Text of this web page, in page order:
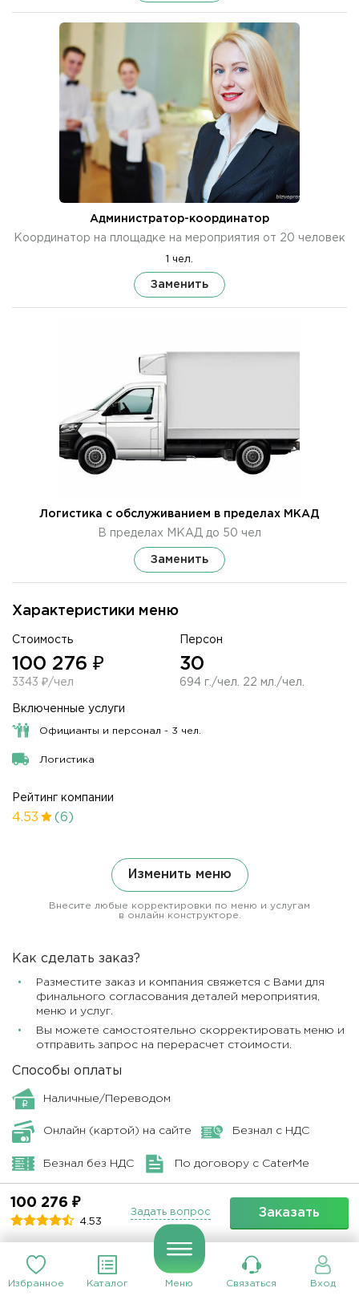
Избранное Каталог Меню Связаться Вход
Характеристики меню
Стоимость
100 276 ₽
3343 ₽/чел
Персон
30
694 г./чел. 22 мл./чел.
Включенные услуги
Официанты и персонал - 3 чел.
Логистика
Рейтинг компании
4.53 (6)
Изменить меню
Внесите любые корректировки по меню и услугам
в онлайн конструкторе.
Администратор-координатор
Координатор на площадке на мероприятия от 20 человек
1 чел.
Заменить
Логистика с обслуживанием в пределах МКАД
В пределах МКАД до 50 чел
Заменить
Как сделать заказ?
Разместите заказ и компания свяжется с Вами для
финального согласования деталей мероприятия,
меню и услуг.
Вы можете самостоятельно скорректировать меню и
отправить запрос на перерасчет стоимости.
Способы оплаты
Наличные/Переводом
Онлайн (картой) на сайте Безнал с НДС
Безнал без НДС По договору с CaterMe
100 276 ₽
4.53
Заказать
Задать вопрос
Отзывы о компании